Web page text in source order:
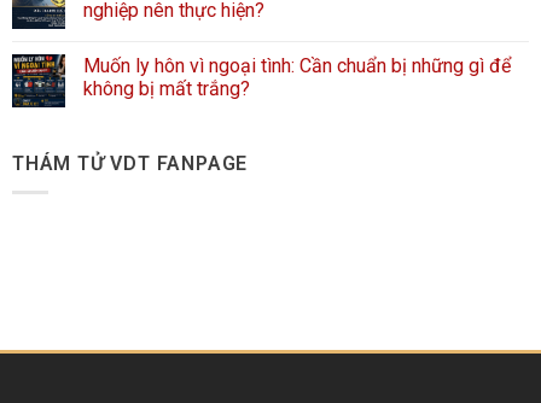
nghiệp nên thực hiện?
Muốn ly hôn vì ngoại tình: Cần chuẩn bị những gì để
không bị mất trắng?
THÁM TỬ VDT FANPAGE